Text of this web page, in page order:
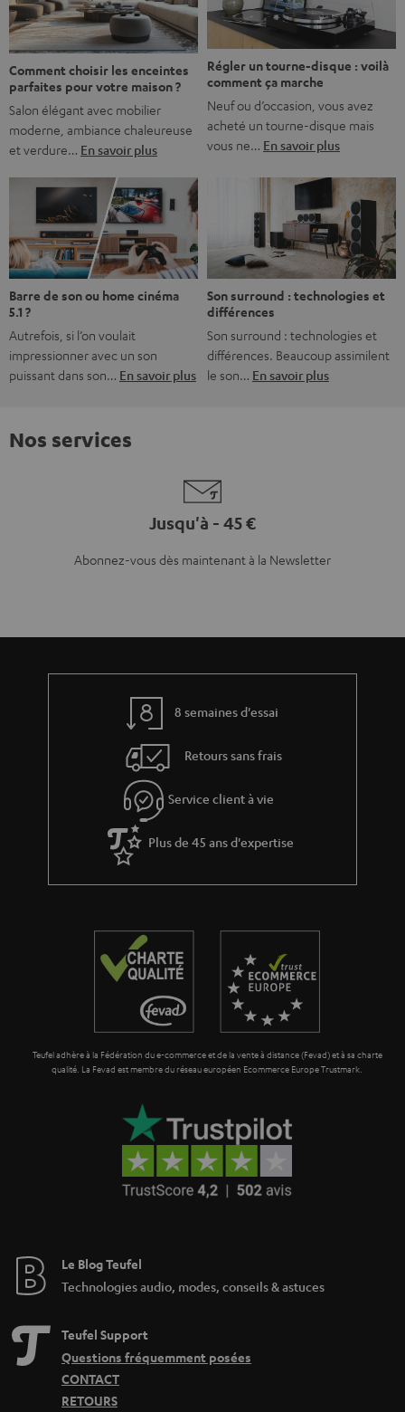
bonne nouvelle, c’est […]
Comment choisir les enceintes
parfaites pour votre maison ?
Salon élégant avec mobilier
moderne, ambiance chaleureuse
et verdure… En savoir plus
Régler un tourne-disque : voilà
comment ça marche
Neuf ou d’occasion, vous avez
acheté un tourne-disque mais
vous ne… En savoir plus
Barre de son ou home cinéma
5.1 ?
Autrefois, si l’on voulait
impressionner avec un son
puissant dans son… En savoir plus
Son surround : technologies et
différences
Son surround : technologies et
différences. Beaucoup assimilent
le son… En savoir plus
Nos services
Jusqu'à - 45 €
Abonnez-vous dès maintenant à la Newsletter
8 semaines d'essai
Retours sans frais
Service client à vie
Plus de 45 ans d'expertise
Teufel adhère à la Fédération du e-commerce et de la vente à distance (Fevad) et à sa charte
qualité. La Fevad est membre du réseau européen Ecommerce Europe Trustmark.
Le Blog Teufel
Technologies audio, modes, conseils & astuces
Teufel Support
Questions fréquemment posées
CONTACT
RETOURS